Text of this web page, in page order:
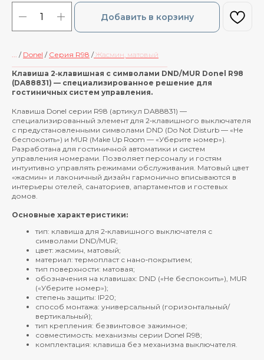
Добавить в корзину
/ Donel / Cерия R98 /Жасмин, матовый
Клавиша 2‑клавишная с символами DND/MUR Donel R98
(DA88831) — специализированное решение для
гостиничных систем управления.
Клавиша Donel серии R98 (артикул DA88831) —
специализированный элемент для 2‑клавишного выключателя
с предустановленными символами DND (Do Not Disturb — «Не
беспокоить») и MUR (Make Up Room — «Уберите номер»).
Разработана для гостиничной автоматики и систем
управления номерами. Позволяет персоналу и гостям
интуитивно управлять режимами обслуживания. Матовый цвет
«жасмин» и лаконичный дизайн гармонично вписываются в
интерьеры отелей, санаториев, апартаментов и гостевых
домов.
Основные характеристики:
тип: клавиша для 2‑клавишного выключателя с
символами DND/MUR;
цвет: жасмин, матовый;
материал: термопласт с нано‑покрытием;
тип поверхности: матовая;
обозначения на клавишах: DND («Не беспокоить»), MUR
(«Уберите номер»);
степень защиты: IP20;
способ монтажа: универсальный (горизонтальный/
вертикальный);
тип крепления: безвинтовое зажимное;
совместимость: механизмы серии Donel R98;
комплектация: клавиша без механизма выключателя.